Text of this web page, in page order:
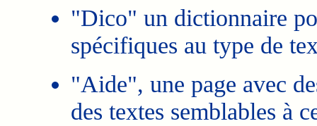
"Dico" un dictionnaire
spécifiques au type de
"Aide", une page avec
des textes semblables à